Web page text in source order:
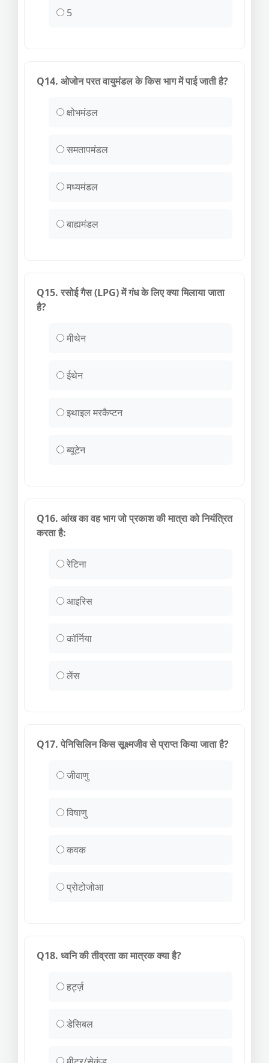
5
Q14. ओजोन परत वायुमंडल के किस भाग में पाई जाती है?
क्षोभमंडल
समतापमंडल
मध्यमंडल
बाह्यमंडल
Q15. रसोई गैस (LPG) में गंध के लिए क्या मिलाया जाता
है?
मीथेन
ईथेन
इथाइल मरकैप्टन
ब्यूटेन
Q16. आंख का वह भाग जो प्रकाश की मात्रा को नियंत्रित
करता है:
रेटिना
आइरिस
कॉर्निया
लेंस
Q17. पेनिसिलिन किस सूक्ष्मजीव से प्राप्त किया जाता है?
जीवाणु
विषाणु
कवक
प्रोटोजोआ
Q18. ध्वनि की तीव्रता का मात्रक क्या है?
हर्ट्ज़
डेसिबल